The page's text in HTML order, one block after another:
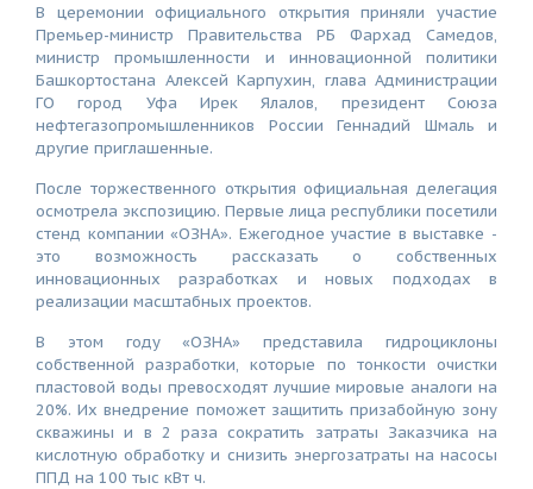
В церемонии официального открытия приняли участие
Премьер-министр Правительства РБ Фархад Самедов,
министр промышленности и инновационной политики
Башкортостана Алексей Карпухин, глава Администрации
ГО город Уфа Ирек Ялалов, президент Союза
нефтегазопромышленников России Геннадий Шмаль и
другие приглашенные.
После торжественного открытия официальная делегация
осмотрела экспозицию. Первые лица республики посетили
стенд компании «ОЗНА». Ежегодное участие в выставке -
это возможность рассказать о собственных
инновационных разработках и новых подходах в
реализации масштабных проектов.
В этом году «ОЗНА» представила гидроциклоны
собственной разработки, которые по тонкости очистки
пластовой воды превосходят лучшие мировые аналоги на
20%. Их внедрение поможет защитить призабойную зону
скважины и в 2 раза сократить затраты Заказчика на
кислотную обработку и снизить энергозатраты на насосы
ППД на 100 тыс кВт ч.